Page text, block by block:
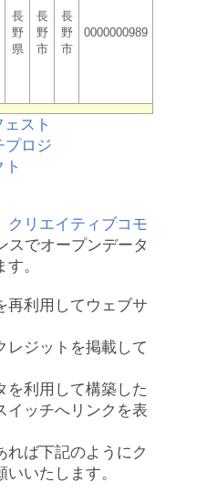
長
野
県
長
野
市
長
野
市
0000000989
クリエイティブコモ
スでオープンデータ
。
再利用してウェブサ
レジットを掲載して
を利用して構築した
イッチへリンクを表
れば下記のようにク
いたします。